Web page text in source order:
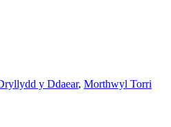
y Ddaear, Morthwyl Torri